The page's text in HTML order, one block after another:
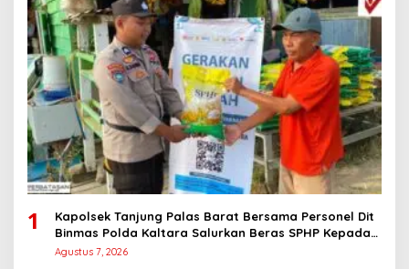
1
Kapolsek Tanjung Palas Barat Bersama Personel Dit
Binmas Polda Kaltara Salurkan Beras SPHP Kepada
Masyarakat
Agustus 7, 2026